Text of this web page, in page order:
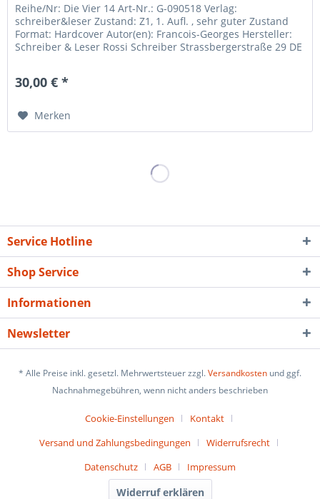
Reihe/Nr: Die Vier 14 Art-Nr.: G-090518 Verlag:
schreiber&leser Zustand: Z1, 1. Aufl. , sehr guter Zustand
Format: Hardcover Autor(en): Francois-Georges Hersteller:
Schreiber & Leser Rossi Schreiber Strassbergerstraße 29 DE
30,00 € *
Merken
Service Hotline
Shop Service
Informationen
Newsletter
* Alle Preise inkl. gesetzl. Mehrwertsteuer zzgl.Versandkosten und ggf.
Nachnahmegebühren, wenn nicht anders beschrieben
Cookie-Einstellungen
Kontakt
Versand und Zahlungsbedingungen
Widerrufsrecht
Datenschutz
AGB Impressum
Widerruf erklären